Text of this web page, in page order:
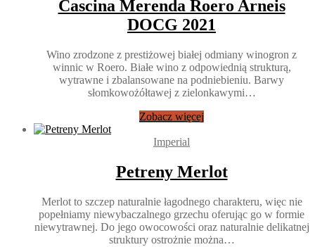
Cascina Merenda Roero Arneis
DOCG 2021
Wino zrodzone z prestiżowej białej odmiany winogron z
winnic w Roero. Białe wino z odpowiednią strukturą,
wytrawne i zbalansowane na podniebieniu. Barwy
słomkowożółtawej z zielonkawymi…
Zobacz więcej
Imperial
Petreny Merlot
Merlot to szczep naturalnie łagodnego charakteru, więc nie
popełniamy niewybaczalnego grzechu oferując go w formie
niewytrawnej. Do jego owocowości oraz naturalnie delikatnej
struktury ostrożnie można…